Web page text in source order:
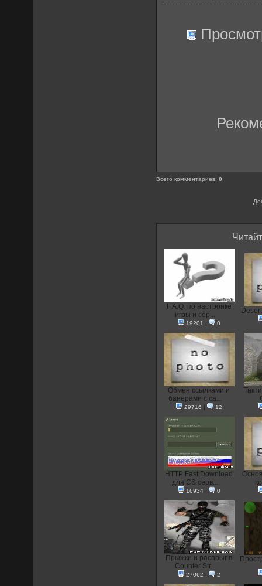
Всего комментариев:0
F.A.Q. по настройке
игры и сер...
19201 | 0
Oбмен ссылками и
банерами с са...
29716 | 12
HTTP Fast Download
для CS серв...
16934| 0
Прыжки и распрыг в
Counter Str...
27062 | 2